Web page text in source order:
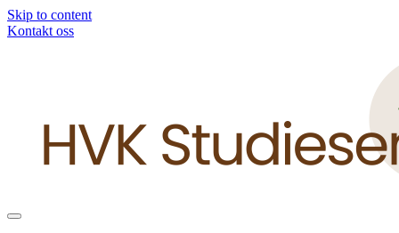
Skip to content
Kontakt oss